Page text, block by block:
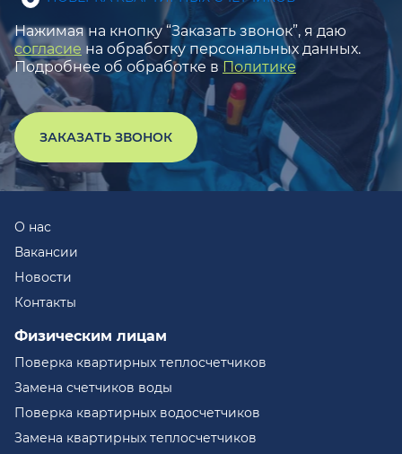
Нажимая на кнопку “Заказать звонок”, я даю
согласие на обработку персональных данных.
Подробнее об обработке в Политике
ЗАКАЗАТЬ ЗВОНОК
О нас
Вакансии
Новости
Контакты
Физическим лицам
Поверка квартирных теплосчетчиков
Замена счетчиков воды
Поверка квартирных водосчетчиков
Замена квартирных теплосчетчиков